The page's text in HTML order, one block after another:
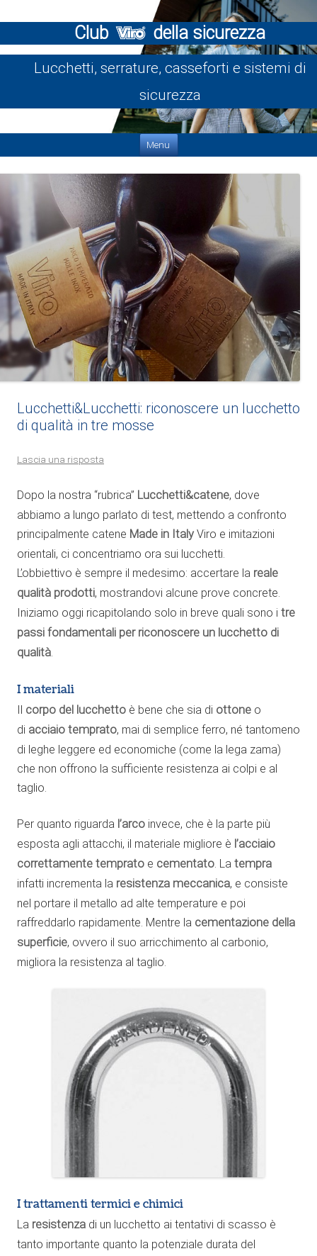
Club della sicurezza
Lucchetti, serrature, casseforti e sistemi di
sicurezza
Menu
Lucchetti&Lucchetti: riconoscere un lucchetto
di qualità in tre mosse
Lascia una risposta
Dopo la nostra “rubrica” Lucchetti&catene, dove
abbiamo a lungo parlato di test, mettendo a confronto
principalmente catene Made in ItalyViro e imitazioni
orientali, ci concentriamo ora sui lucchetti.
L’obbiettivo è sempre il medesimo: accertare la reale
qualità prodotti, mostrandovi alcune prove concrete.
Iniziamo oggi ricapitolando solo in breve quali sono i tre
passi fondamentali per riconoscere un lucchetto di
qualità.
I materiali
Il corpo del lucchetto è bene che sia di ottone o
di acciaio temprato, mai di semplice ferro, né tantomeno
di leghe leggere ed economiche (come la lega zama)
che non offrono la sufficiente resistenza ai colpi e al
taglio.
Per quanto riguarda l’arco invece, che è la parte più
esposta agli attacchi, il materiale migliore è l’acciaio
correttamente temprato e cementato. La tempra
infatti incrementa la resistenza meccanica, e consiste
nel portare il metallo ad alte temperature e poi
raffreddarlo rapidamente. Mentre la cementazione della
superficie, ovvero il suo arricchimento al carbonio,
migliora la resistenza al taglio.
I trattamenti termici e chimici
La resistenza di un lucchetto ai tentativi di scasso è
tanto importante quanto la potenziale durata del